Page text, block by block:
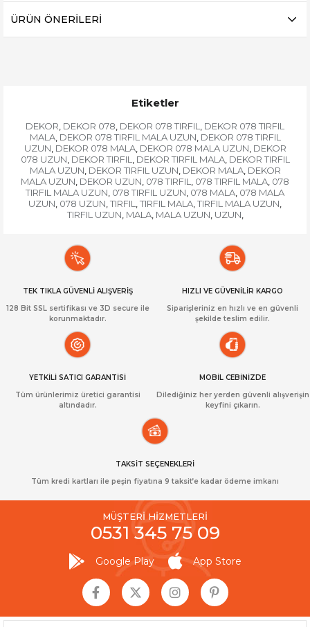
ÜRÜN ÖNERILERI
Etiketler
DEKOR, DEKOR 078, DEKOR 078 TIRFIL , DEKOR 078 TIRFIL
MALA, DEKOR 078 TIRFIL MALA UZUN, DEKOR 078 TIRFIL
UZUN, DEKOR 078 MALA, DEKOR 078 MALA UZUN, DEKOR
078 UZUN, DEKOR TIRFIL , DEKOR TIRFIL MALA, DEKOR TIRFIL
MALA UZUN, DEKOR TIRFIL UZUN, DEKOR MALA, DEKOR
MALA UZUN, DEKOR UZUN, 078 TIRFIL , 078 TIRFIL MALA, 078
TIRFIL MALA UZUN, 078 TIRFIL UZUN, 078 MALA, 078 MALA
UZUN, 078 UZUN, TIRFIL , TIRFIL MALA, TIRFIL MALA UZUN,
TIRFIL UZUN, MALA, MALA UZUN, UZUN,
TEK TIKLA GÜVENLİ ALIŞVERİŞ
128 Bit SSL sertifikası ve 3D secure ile
korunmaktadır.
HIZLI VE GÜVENİLİR KARGO
Siparişleriniz en hızlı ve en güvenli
şekilde teslim edilir.
YETKİLİ SATICI GARANTİSİ
Tüm ürünlerimiz üretici garantisi
altındadır.
MOBİL CEBİNİZDE
Dilediğiniz her yerden güvenli alışverişin
keyfini çıkarın.
TAKSİT SEÇENEKLERİ
Tüm kredi kartları ile peşin fiyatına 9 taksit’e kadar ödeme imkanı
MÜŞTERİ HİZMETLERİ
0531 345 75 09
Google Play App Store